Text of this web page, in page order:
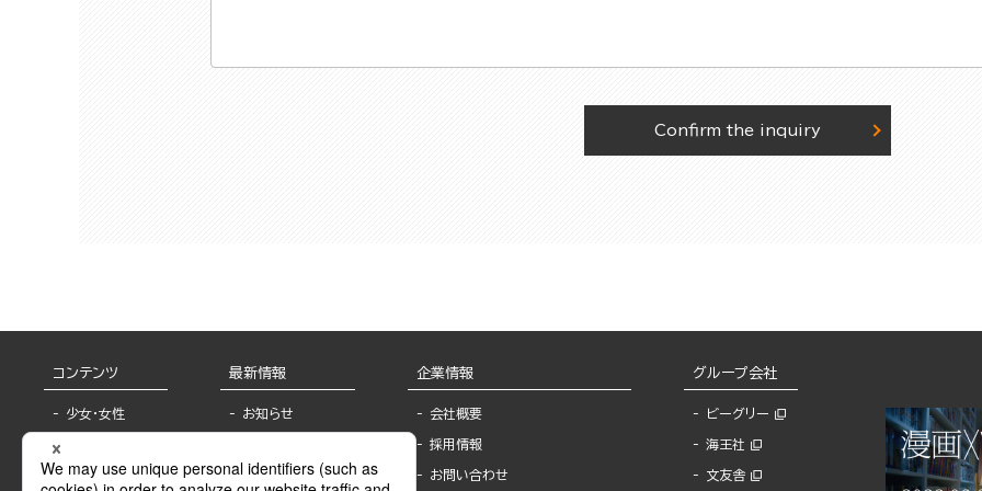
Confirm the inquiry
コンテンツ
少女・女性
BL
最新情報
お知らせ
報
企業情報
会社概要
採用情報
お問い合わせ
グループ会社
ビーグリー
海王社
文友舎